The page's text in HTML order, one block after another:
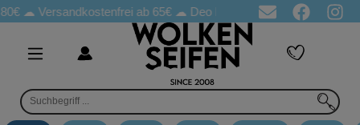
ab 65€ ☁ Deo Proben in jeder Bestellung ☁